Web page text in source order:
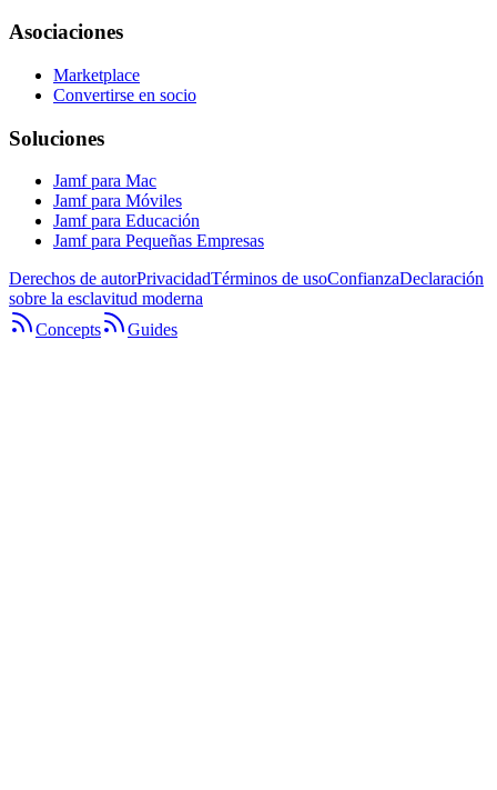
Asociaciones
Marketplace
Convertirse en socio
Soluciones
Jamf para Mac
Jamf para Móviles
Jamf para Educación
Jamf para Pequeñas Empresas
Derechos de autorPrivacidadTérminos de usoConfianzaDeclaración
sobre la esclavitud moderna
Concepts
Guides